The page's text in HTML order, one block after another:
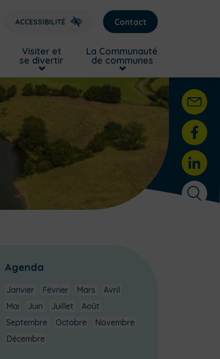
ACCESSIBILITÉ Contact
Visiter et
se divertir
La Communauté
de communes
Agenda
Janvier Février Mars
Avril
Mai
Juin Juillet
Août
Septembre
Octobre
Novembre
Décembre